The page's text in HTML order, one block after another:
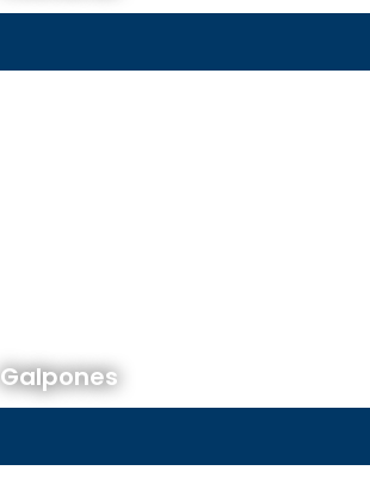
Galpones